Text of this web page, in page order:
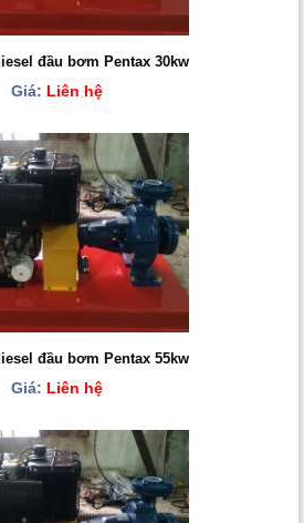
đầu bơm Pentax 30kw
Giá: Liên hệ
đầu bơm Pentax 55kw
Giá: Liên hệ